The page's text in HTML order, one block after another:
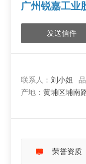
广州锐嘉工业
发送信件
联系人：刘小姐
产地：黄埔区埔南
荣誉资质